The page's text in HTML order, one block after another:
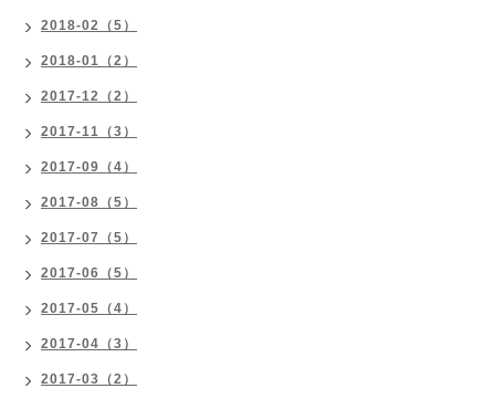
2018-02（5）
2018-01（2）
2017-12（2）
2017-11（3）
2017-09（4）
2017-08（5）
2017-07（5）
2017-06（5）
2017-05（4）
2017-04（3）
2017-03（2）